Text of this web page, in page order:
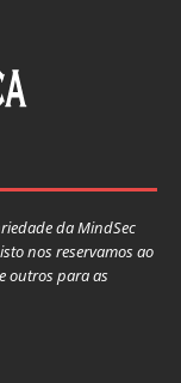
da MindSec
nos reservamos ao
outros para as